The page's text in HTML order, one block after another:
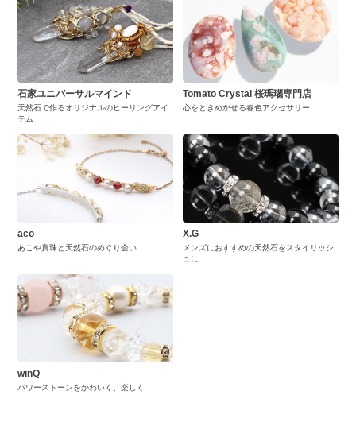
石家ユニバーサルマインド
天然石で作るオリジナルのヒーリングアイ
テム
Tomato Crystal 桜瑪瑙専門店
心をときめかせる春色アクセサリー
aco
あこや真珠と天然石のめぐり会い
X.G
メンズにおすすめの天然石をスタイリッシ
ュに
winQ
パワーストーンをかわいく、楽しく